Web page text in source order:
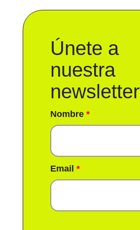
MAPFRE
Nationale Nederlanden
Ver todos
Únete a
nuestra
newsletter
Nombre *
Email *